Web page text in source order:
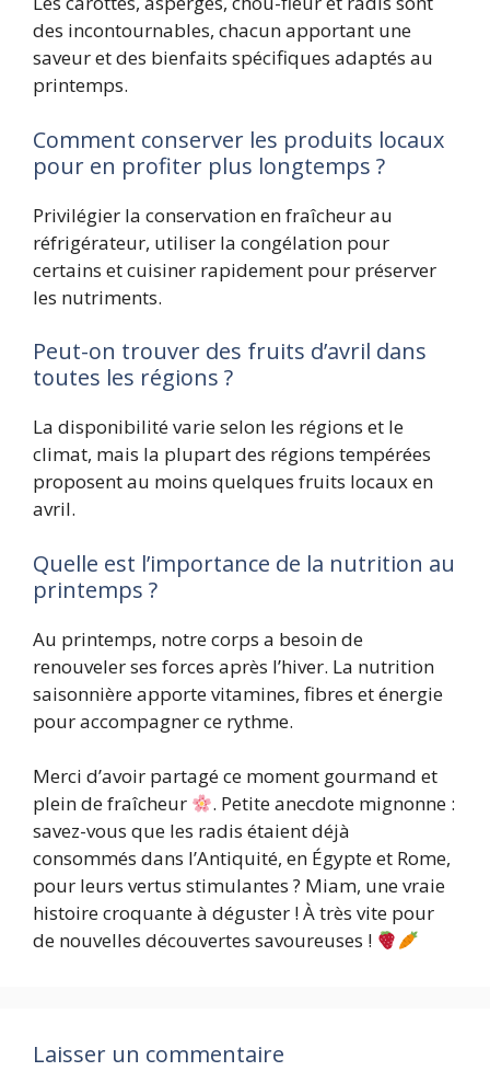
des incontournables, chacun apportant une
saveur et des bienfaits spécifiques adaptés au
printemps.
Comment conserver les produits locaux
pour en profiter plus longtemps ?
Privilégier la conservation en fraîcheur au
réfrigérateur, utiliser la congélation pour
certains et cuisiner rapidement pour préserver
les nutriments.
Peut-on trouver des fruits d’avril dans
toutes les régions ?
La disponibilité varie selon les régions et le
climat, mais la plupart des régions tempérées
proposent au moins quelques fruits locaux en
avril.
Quelle est l’importance de la nutrition au
printemps ?
Au printemps, notre corps a besoin de
renouveler ses forces après l’hiver. La nutrition
saisonnière apporte vitamines, fibres et énergie
pour accompagner ce rythme.
Merci d’avoir partagé ce moment gourmand et
plein de fraîcheur
. Petite anecdote mignonne :
savez-vous que les radis étaient déjà
consommés dans l’Antiquité, en Égypte et Rome,
pour leurs vertus stimulantes ? Miam, une vraie
histoire croquante à déguster ! À très vite pour
de nouvelles découvertes savoureuses !
Laisser un commentaire